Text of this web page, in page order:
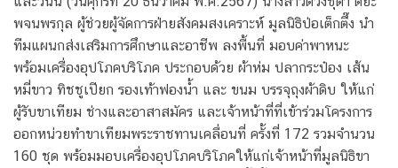
พจนพรกุล ผู้ช่วยผู้จัดการฝ่ายสังคมสงเคราะห์ มูลนิธิป่อเต็กตึ๊ง นำ
ทีมแผนกส่งเสริมการศึกษาและอาชีพ ลงพื้นที่ มอบค่าพาหนะ
พร้อมเครื่องอุปโภคบริโภค ประกอบด้วย ผ้าห่ม ปลากระป๋อง เส้น
หมี่ขาว ทิชชูเปียก รองเท้าฟองน้ำ และ ขนม บรรจุถุงผ้าดิบ ให้แก่
ผู้รับขาเทียม ช่างและอาสาสมัคร และเจ้าหน้าที่ที่เข้าร่วมโครงการ
ออกหน่วยทำขาเทียมพระราชทานเคลื่อนที่ ครั้งที่ 172 รวมจำนวน
160 ชุด พร้อมมอบเครื่องอุปโภคบริโภคให้แก่เจ้าหน้าที่มูลนิธิขา